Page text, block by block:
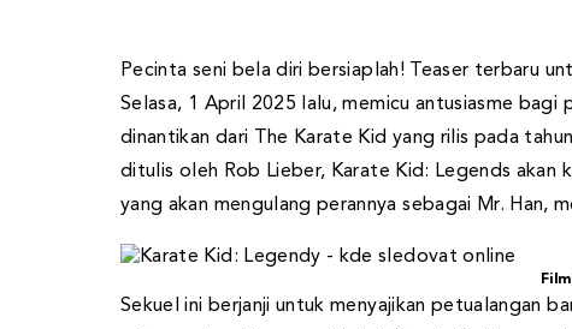
Pecinta seni bela diri bersiaplah! Teaser terbaru
Selasa, 1 April 2025 lalu, memicu antusiasme bagi
dinantikan dari The Karate Kid yang rilis pada
ditulis oleh Rob Lieber, Karate Kid: Legends akan
yang akan mengulang perannya sebagai Mr. Han,
Sekuel ini berjanji untuk menyajikan petualangan